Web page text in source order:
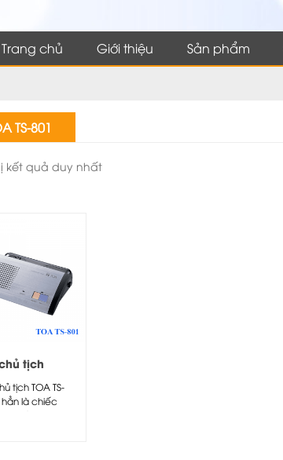
Trang chủ Giới thiệu Sản phẩm
TS-801
kết quả duy nhất
tịch
dây TOA TS-
tịch TOA TS-
là chiếc